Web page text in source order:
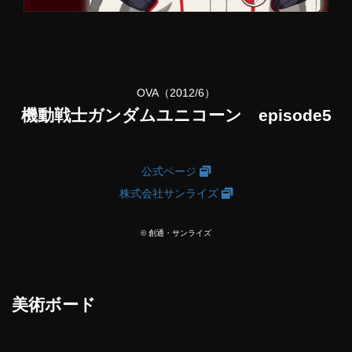
OVA（2012/6）
機動戦士ガンダムユニコーン episode5
公式ページ
株式会社サンライズ
© 創通・サンライズ
美術ボード